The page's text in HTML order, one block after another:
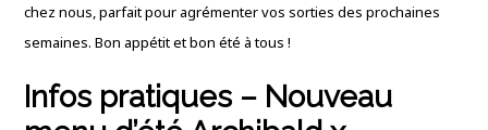
chez nous,parfait pour agrémenter vos sorties des prochaines
semaines. Bon appétit et bon été à tous !
Infos pratiques – Nouveau